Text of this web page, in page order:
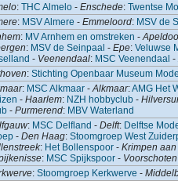
:THC Almelo -Enschede:Twentse
: MSV Almere -Emmeloord: MSV de
: MV Arnhem en omstreken -
: MSV de Seinpaal -Epe:Veluwse
- Veenendaal: MSC Veenendaal -
:Stichting Openbaar Museum
: MSC Alkmaar -Alkmaar:AMG Het
-Haarlem: NZH hobbyclub -
-Purmerend: MBV Waterland
: MSC Delfland -Delft: Delftse
-Den Haag:Stoomgroep West
: Het Bollenspoor -Krimpen
: MSC Spijkspoor - Voorschoten
:Stoomgroep Kerkwerve -